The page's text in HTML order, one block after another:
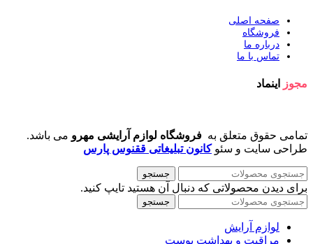
صفحه اصلی
فروشگاه
درباره ما
تماس با ما
مجوز اینماد
تمامی حقوق متعلق به فروشگاه لوازم آرایشی مهرو می باشد.
طراحی سایت و سئوکانون تبلیغاتی ققنوس پارس
جستجو
برای دیدن محصولاتی که دنبال آن هستید تایپ کنید.
جستجو
لوازم آرایش
مراقبت و بهداشت پوست